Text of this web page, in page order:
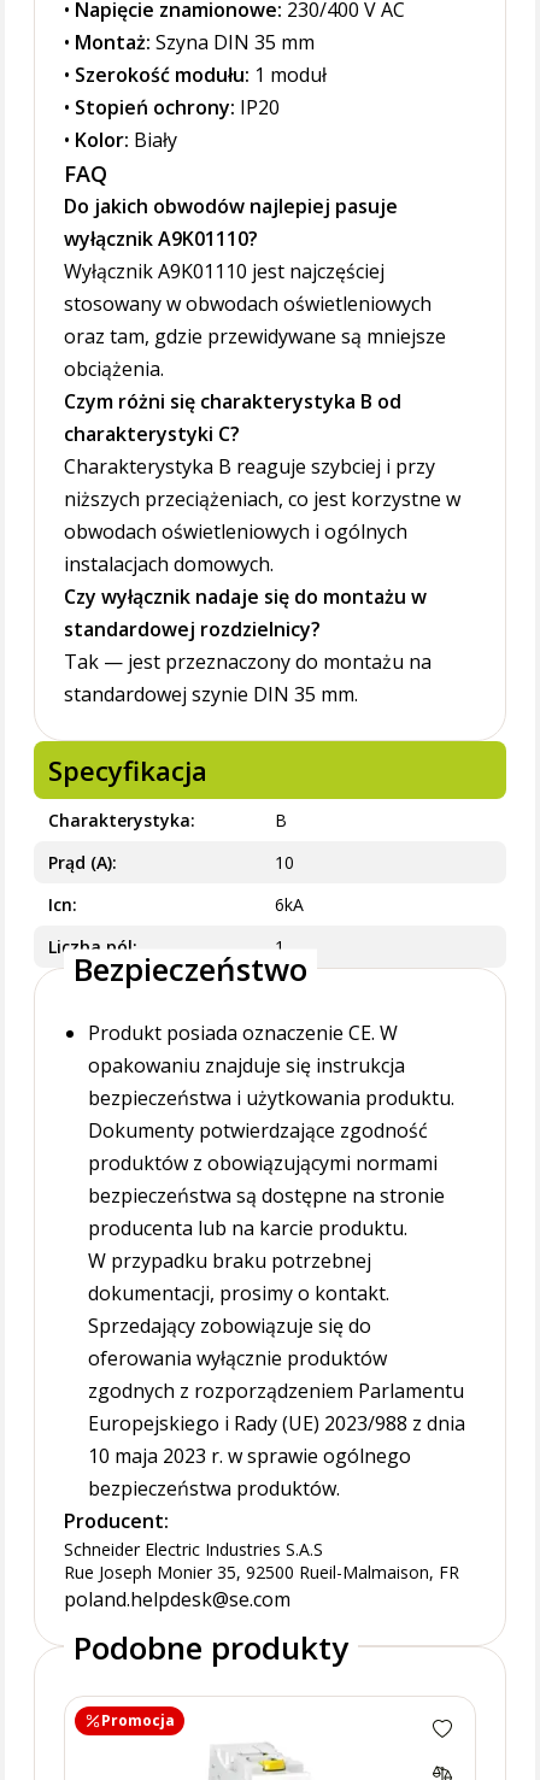
• Napięcie znamionowe: 230/400 V AC
• Montaż: Szyna DIN 35 mm
• Szerokość modułu: 1 moduł
• Stopień ochrony: IP20
• Kolor: Biały
FAQ
Do jakich obwodów najlepiej pasuje
wyłącznik A9K01110?
Wyłącznik A9K01110 jest najczęściej
stosowany w obwodach oświetleniowych
oraz tam, gdzie przewidywane są mniejsze
obciążenia.
Czym różni się charakterystyka B od
charakterystyki C?
Charakterystyka B reaguje szybciej i przy
niższych przeciążeniach, co jest korzystne w
obwodach oświetleniowych i ogólnych
instalacjach domowych.
Czy wyłącznik nadaje się do montażu w
standardowej rozdzielnicy?
Tak — jest przeznaczony do montażu na
standardowej szynie DIN 35 mm.
Specyfikacja
Charakterystyka
B
Prąd (A)
10
Icn
6kA
Liczba pól
1
Bezpieczeństwo
Produkt posiada oznaczenie CE. W
opakowaniu znajduje się instrukcja
bezpieczeństwa i użytkowania produktu.
Dokumenty potwierdzające zgodność
produktów z obowiązującymi normami
bezpieczeństwa są dostępne na stronie
producenta lub na karcie produktu.
W przypadku braku potrzebnej
dokumentacji, prosimy o kontakt.
Sprzedający zobowiązuje się do
oferowania wyłącznie produktów
zgodnych z rozporządzeniem Parlamentu
Europejskiego i Rady (UE) 2023/988 z dnia
10 maja 2023 r. w sprawie ogólnego
bezpieczeństwa produktów.
Producent:
Schneider Electric Industries S.A.S
Rue Joseph Monier 35, 92500 Rueil-Malmaison, FR
poland.helpdesk@se.com
Podobne produkty
Promocja